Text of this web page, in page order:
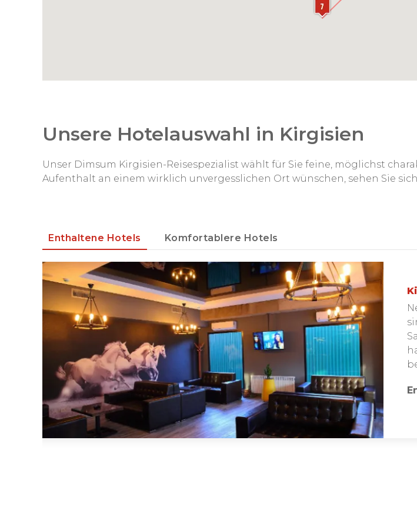
Unsere Hotelauswahl in Kirgisien
Unser Dimsum Kirgisien-Reisespezialist wählt für Sie feine, möglichst
Aufenthalt an einem wirklich unvergesslichen Ort wünschen, sehen Sie
Enthaltene Hotels Komfortablere Hotels